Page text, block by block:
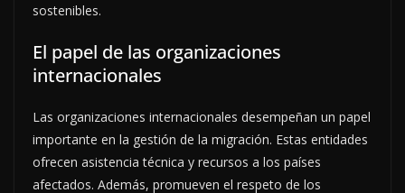
sostenibles.
El papel de las organizaciones
internacionales
Las organizaciones internacionales desempeñan un papel
importante en la gestión de la migración. Estas entidades
ofrecen asistencia técnica y recursos a los países
afectados. Además, promueven el respeto de los